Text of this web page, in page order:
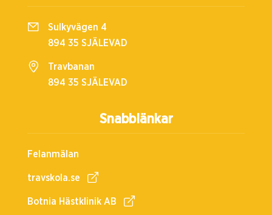
Snabblänkar
Felanmälan
travskola.se
Botnia Hästklinik AB
Sulkyvägen 4
894 35 SJÄLEVAD
Travbanan
894 35 SJÄLEVAD